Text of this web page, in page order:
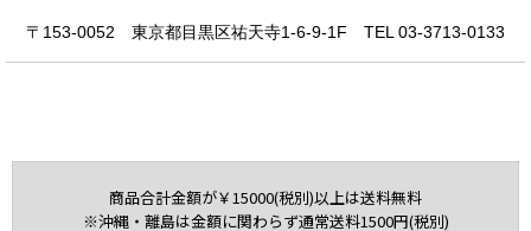
〒153-0052 東京都目黒区祐天寺1-6-9-1F TEL 03-3713-0133
商品合計金額が￥15000(税別)以上は送料無料
※沖縄・離島は金額に関わらず通常送料1500円(税別)